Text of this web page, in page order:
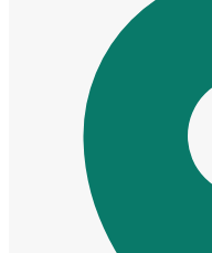
Cửa ô kính